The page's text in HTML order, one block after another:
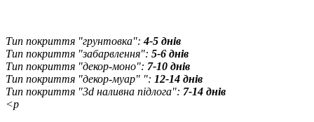
Тип покриття "грунтовка":4-5 днів
Тип покриття "забарвлення": 5-6 днів
Тип покриття "декор-моно": 7-10 днів
Тип покриття "декор-муар" ": 12-14 днів
Тип покриття "3d наливна підлога": 7-14 днів
<p